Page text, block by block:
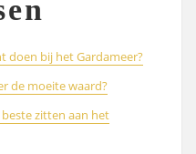
doen bij het Gardameer?
de moeite waard?
zitten aan het